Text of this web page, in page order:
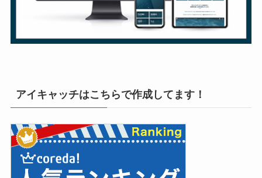
アイキャッチはこちらで作成してます！